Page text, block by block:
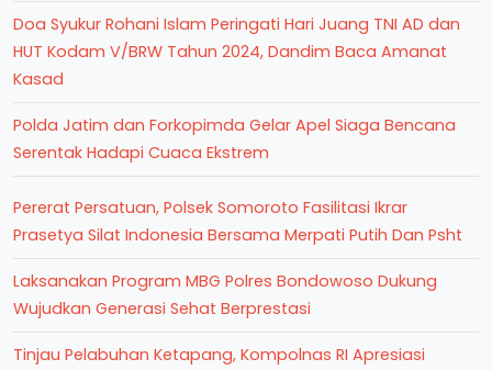
Doa Syukur Rohani Islam Peringati Hari Juang TNI AD dan
HUT Kodam V/BRW Tahun 2024, Dandim Baca Amanat
Kasad
Polda Jatim dan Forkopimda Gelar Apel Siaga Bencana
Serentak Hadapi Cuaca Ekstrem
Pererat Persatuan, Polsek Somoroto Fasilitasi Ikrar
Prasetya Silat Indonesia Bersama Merpati Putih Dan Psht
Laksanakan Program MBG Polres Bondowoso Dukung
Wujudkan Generasi Sehat Berprestasi
Tinjau Pelabuhan Ketapang, Kompolnas RI Apresiasi